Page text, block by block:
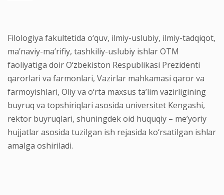
Filologiya fakultetida o‘quv, ilmiy-uslubiy, ilmiy-tadqiqot,
ma’naviy-ma’rifiy, tashkiliy-uslubiy ishlar OTM
faoliyatiga doir O‘zbekiston Respublikasi Prezidenti
qarorlari va farmonlari, Vazirlar mahkamasi qaror va
farmoyishlari, Oliy va o‘rta maxsus ta’lim vazirligining
buyruq va topshiriqlari asosida universitet Kengashi,
rektor buyruqlari, shuningdek oid huquqiy – me’yoriy
hujjatlar asosida tuzilgan ish rejasida ko‘rsatilgan ishlar
amalga oshiriladi.